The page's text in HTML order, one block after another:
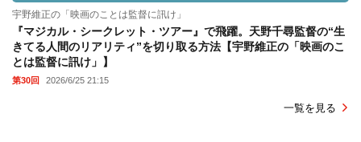
宇野維正の「映画のことは監督に訊け」
『マジカル・シークレット・ツアー』で飛躍。天野千尋監督の“生
きてる人間のリアリティ”を切り取る方法【宇野維正の「映画のこ
とは監督に訊け」】
第30回 2026/6/25 21:15
一覧を見る